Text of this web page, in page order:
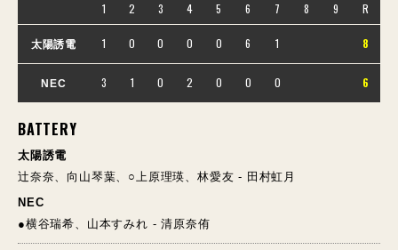
1 2 3 4 5 6 7 8 9 R
太陽誘電 1 0 0 0 0 6 1 8
NEC 3 1 0 2 0 0 0 6
BATTERY
太陽誘電
辻奈奈、向山琴葉、○上原理瑛、林愛友 - 田村虹月
NEC
●横谷瑞希、山本すみれ - 清原奈侑